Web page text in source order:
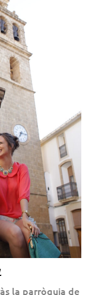
la parròquia de